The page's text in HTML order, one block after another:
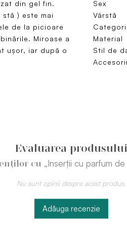
din gel fin.
) este mai
de la picioare
Miroase a
ușor, iar după o
Sex
Vârstă
Material
Stil de
Evaluarea produsului
cu „Inserții cu parfum
Nu sunt opinii despre acest produs.
Adăuga recenzie